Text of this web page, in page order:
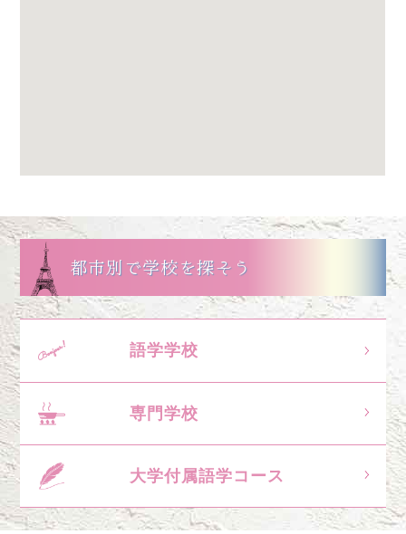
都市別で学校を探そう
語学学校
専門学校
大学付属語学コース